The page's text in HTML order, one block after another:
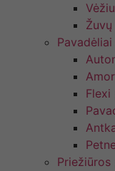
Flexi
Priežiūros